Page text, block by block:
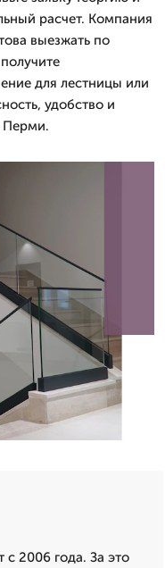
расчет. Компания
выезжать по
для лестницы или
удобство и
Перми.
2006 года. За это